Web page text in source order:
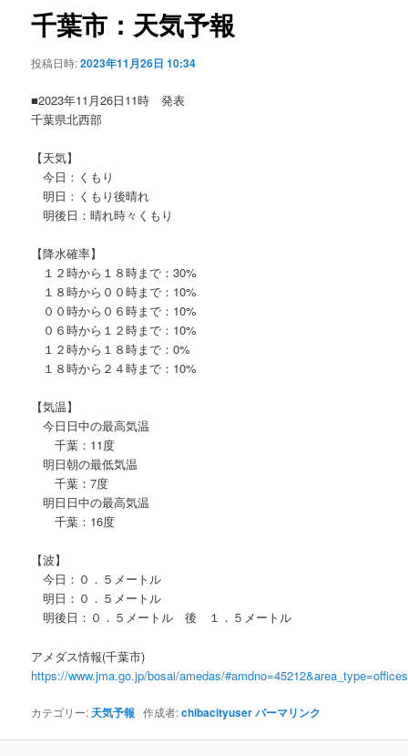
ゲ
ー
ョ
千葉市：天気予報
投稿日時:2023年11月26日 10:34
■2023年11月26日11時 発表
千葉県北西部
【天気】
今日：くもり
明日：くもり後晴れ
明後日：晴れ時々くもり
【降水確率】
１２時から１８時まで：30%
１８時から００時まで：10%
００時から０６時まで：10%
０６時から１２時まで：10%
１２時から１８時まで：0%
１８時から２４時まで：10%
【気温】
今日日中の最高気温
千葉：11度
明日朝の最低気温
千葉：7度
明日日中の最高気温
千葉：16度
【波】
今日：０．５メートル
明日：０．５メートル
明後日：０．５メートル 後 １．５メートル
アメダス情報(千葉市)
https://www.jma.go.jp/bosai/amedas/
カテゴリー: 天気予報 作成者:chibacityuserパーマリンク